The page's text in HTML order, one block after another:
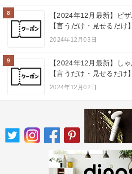
8
【2024年12月最新】ピ
【言うだけ・見せるだけ
2024年12月03日
9
【2024年12月最新】し
【言うだけ・見せるだけ
2024年12月02日